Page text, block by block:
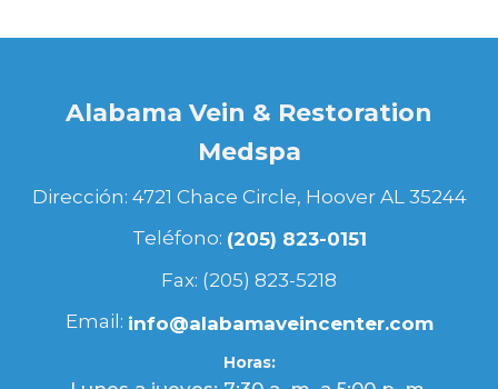
Alabama Vein & Restoration
Medspa
Dirección: 4721 Chace Circle, Hoover AL 35244
Teléfono: (205) 823-0151
Fax: (205) 823-5218
Email: info@alabamaveincenter.com
Horas: